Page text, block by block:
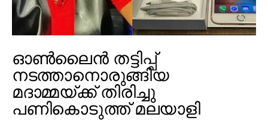
ഓൺലൈൻ തട്ടിപ്പ്
നടത്താനൊരുങ്ങിയ
മദാമ്മയ്ക്ക് തിരിച്ചു
പണികൊടുത്ത് മലയാളി